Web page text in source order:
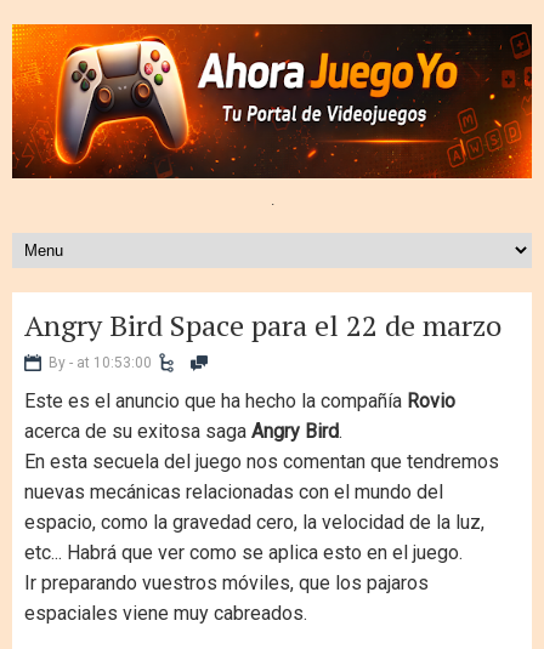
.
Angry Bird Space para el 22 de marzo
By - at 10:53:00
Este es el anuncio que ha hecho la compañía Rovio
acerca de su exitosa saga Angry Bird.
En esta secuela del juego nos comentan que tendremos
nuevas mecánicas relacionadas con el mundo del
espacio, como la gravedad cero, la velocidad de la luz,
etc... Habrá que ver como se aplica esto en el juego.
Ir preparando vuestros móviles, que los pajaros
espaciales viene muy cabreados.